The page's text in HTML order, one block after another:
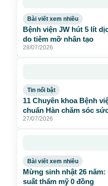
Bài viết xem nhiều
Bệnh viện JW hút 5 lít
do tiêm mỡ nhân tạo
28/07/2026
Tin nổi bật
11 Chuyên khoa Bệnh
chuẩn Hàn chăm sóc
27/07/2026
Bài viết xem nhiều
Mừng sinh nhật 26 năm:
suất thẩm mỹ 0 đồng